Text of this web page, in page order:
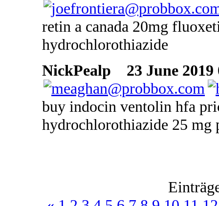
retin a canada 20mg
hydrochlorothiazide
NickPealp
23 June 2019
buy indocin ventolin hfa
hydrochlorothiazide 25 mg